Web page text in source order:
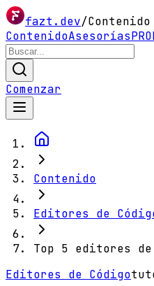
fazt.dev/Contenido
ContenidoAsesoríasPRO
Comenzar
Contenido
Editores de
Top 5 editores
Editores de Código